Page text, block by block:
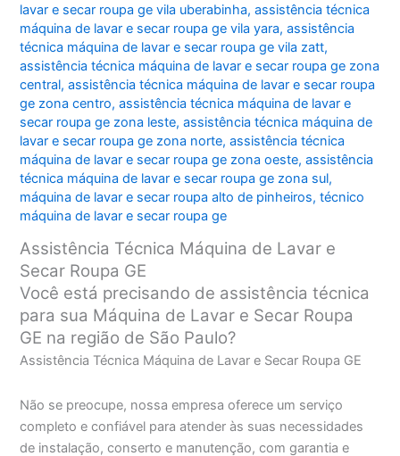
lavar e secar roupa ge vila uberabinha,assistência técnica
máquina de lavar e secar roupa ge vila yara,assistência
técnica máquina de lavar e secar roupa ge vila zatt,
assistência técnica máquina de lavar e secar roupa ge zona
central,assistência técnica máquina de lavar e secar roupa
ge zona centro,assistência técnica máquina de lavar e
secar roupa ge zona leste,assistência técnica máquina de
lavar e secar roupa ge zona norte,assistência técnica
máquina de lavar e secar roupa ge zona oeste,assistência
técnica máquina de lavar e secar roupa ge zona sul,
máquina de lavar e secar roupa alto de pinheiros,técnico
máquina de lavar e secar roupa ge
Assistência Técnica Máquina de Lavar e
Secar Roupa GE
Você está precisando de assistência técnica
para sua Máquina de Lavar e Secar Roupa
GE na região de São Paulo?
Assistência Técnica Máquina de Lavar e Secar Roupa GE
Não se preocupe, nossa empresa oferece um serviço
completo e confiável para atender às suas necessidades
de instalação, conserto e manutenção, com garantia e